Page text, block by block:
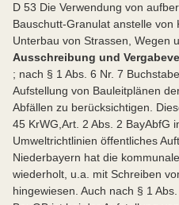
D 53 Die Verwendung von
Bauschutt-Granulat anstelle von
Unterbau von Strassen, Wegen
Ausschreibung und Vergabe
; nach § 1 Abs. 6 Nr. 7
Aufstellung von Bauleitplänen
Abfällen zu berücksichtigen.
45 KrWG, Art. 2 Abs. 2 BayAbfG
Umweltrichtlinien öffentliches
Niederbayern hat die
wiederholt, u.a. mit Schreiben
hingewiesen. Auch nach § 1